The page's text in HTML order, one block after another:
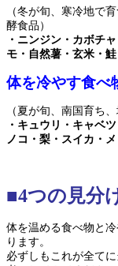
（冬が旬、寒冷地で
酵食品）
・ニンジン・カボチ
モ・自然薯・玄米・
体を冷やす食べ
（夏が旬、南国育ち
・キュウリ・キャベ
ノコ・梨・スイカ・
■4つの見分
体を温める食べ物と
ります。
必ずしもこれが全て